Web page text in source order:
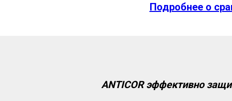
Подробнее о
ANTICOR эффективно